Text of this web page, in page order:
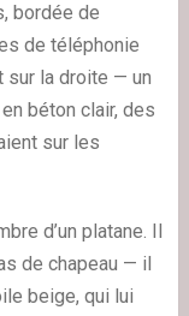
bordée de
de téléphonie
sur la droite — un
béton clair, des
sur les
d’un platane. Il
de chapeau — il
beige, qui lui